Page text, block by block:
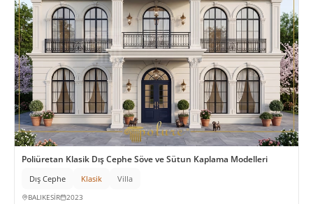
Poliüretan Klasik Dış Cephe Söve ve Sütun Kaplama Modelleri
Dış Cephe Klasik Villa
BALIKESİR 2023